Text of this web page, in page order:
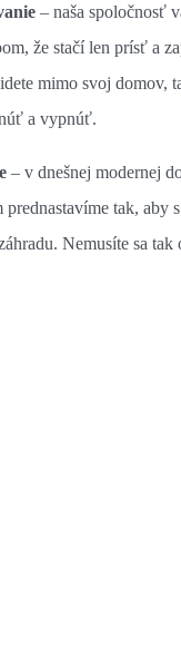
– naša spoločnosť
že stačí len prísť a
mimo svoj domov,
a vypnúť.
– v dnešnej modernej
tak, aby
Nemusíte sa tak